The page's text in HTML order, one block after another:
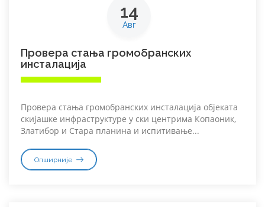
14
Авг
Провера стања громобранских
инсталација
Провера стања громобранских инсталација објеката
скијашке инфраструктуре у ски центрима Копаоник,
Златибор и Стара планина и испитивање...
Опширније